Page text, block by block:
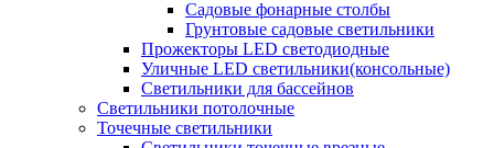
Садовые фонарные столбы
Грунтовые садовые светильники
Прожекторы LED светодиодные
Уличные LED светильники(консольные)
Светильники для бассейнов
Светильники потолочные
Точечные светильники